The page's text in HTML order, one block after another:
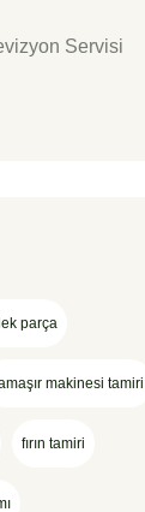
Servisi
parça
makinesi tamiri
fırın tamiri